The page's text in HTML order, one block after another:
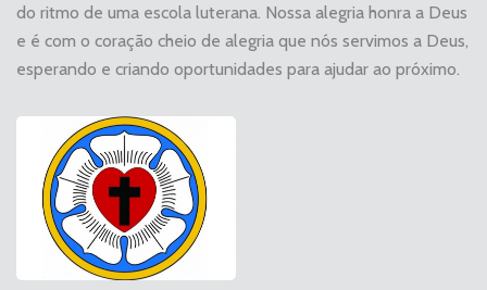
do ritmo de uma escola luterana. Nossa alegria honra a Deus
e é com o coração cheio de alegria que nós servimos a Deus,
esperando e criando oportunidades para ajudar ao próximo.